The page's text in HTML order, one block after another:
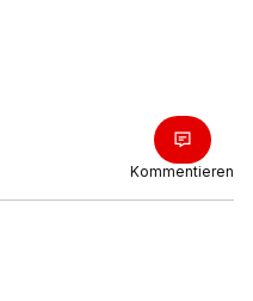
Kommentieren